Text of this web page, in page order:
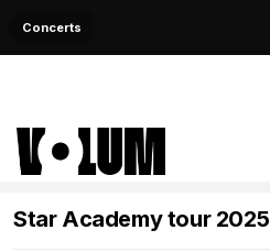
Concerts
Star Academy tour 2025